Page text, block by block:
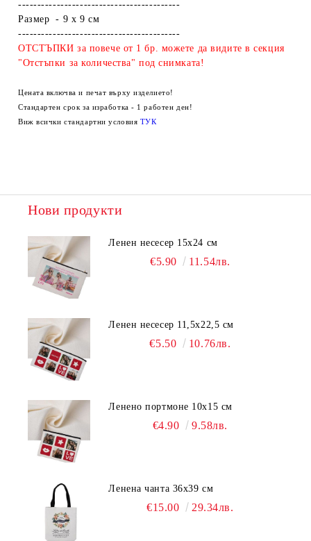
------------------------------------------
Размер - 9 х 9 см
------------------------------------------
ОТСТЪПКИ за повече от 1 бр. можете да видите в секция
"Отстъпки за количества" под снимката!
Цената включва и печат върху изделието!
Стандартен срок за изработка - 1 работен ден!
Виж всички стандартни условия ТУК
Нови продукти
Ленен несесер 15х24 см
€5.90 11.54лв.
Ленен несесер 11,5х22,5 см
€5.50 10.76лв.
Ленено портмоне 10х15 см
€4.90 9.58лв.
Ленена чанта 36х39 см
€15.00 29.34лв.